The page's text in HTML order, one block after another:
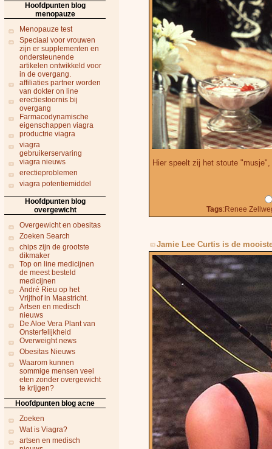
Hoofdpunten blog
menopauze
Menopauze test
Speciaal voor vrouwen
zijn er supplementen en
ondersteunende
artikelen ontwikkeld voor
in de overgang.
affiliaties partner worden
van dokter on line
erectiestoornis bij
overgang
Farmacodynamische
eigenschappen viagra
productrie viagra
viagra
gebruikerservaring
viagra nieuws
erectieproblemen
viagra potentiemiddel
Hoofdpunten blog
overgewicht
Overgewicht en obesitas
Zoeken Search
chips zijn de grootste
dikmaker
Top on line medicijnen
de meest besteld
medicijnen
André Rieu op het
Vrijthof in Maastricht.
Artsen en medisch
nieuws
De Aloe Vera Plant van
Onsterfelijkheid
Overweight news
Obesitas Nieuws
Waarom kunnen
sommige mensen veel
eten zonder overgewicht
te krijgen?
Hoofdpunten blog acne
Zoeken
Wat is Viagra?
artsen en medisch
Hier speelt zij het stoute
Tags:Renee
Jamie Lee Curtis is de